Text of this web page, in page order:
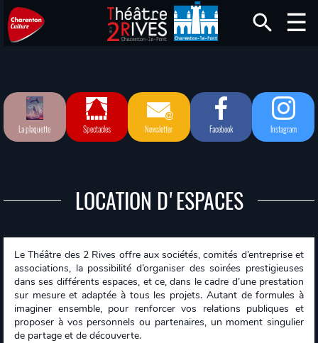
La plaquette Spectacles Newsletter Facebook Instagram
LOCATION D'ESPACES
Le Théâtre des 2 Rives offre aux sociétés, comités d’entreprise et
associations, la possibilité d’organiser des soirées prestigieuses
dans ses différents espaces, et ce, dans le cadre d’une prestation
sur mesure et adaptée à tous les projets. Autant de formules à
imaginer ensemble, pour renforcer vos relations publiques et
proposer à vos personnels ou partenaires, un moment singulier
de partage et de découverte.